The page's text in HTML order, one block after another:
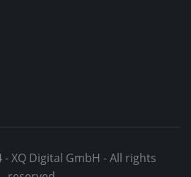
XQ Digital GmbH - All rights